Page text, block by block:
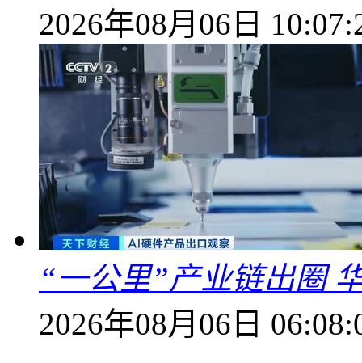
2026年08月06日
“一公里”产业链出圈
2026年08月06日